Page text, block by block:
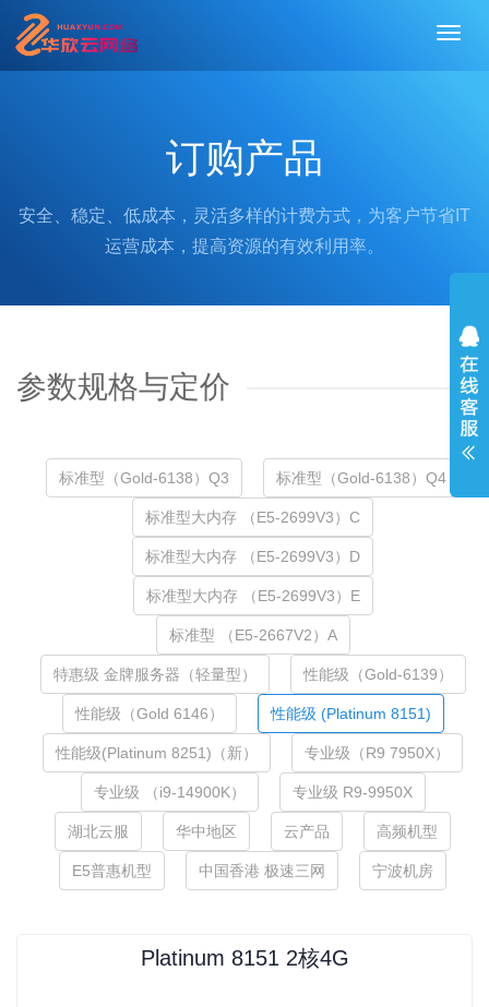
切
订购产品
安全、稳定、低成本，灵活多样的计费方式，为客户节省IT
运营成本，提高资源的有效利用率。
参数规格与定价
标准型（Gold-6138）Q3 标准型（Gold-6138）Q4
标准型大内存 （E5-2699V3）C
标准型大内存 （E5-2699V3）D
标准型大内存 （E5-2699V3）E
标准型 （E5-2667V2）A
特惠级 金牌服务器（轻量型） 性能级（Gold-6139）
性能级（Gold 6146） 性能级 (Platinum 8151)
性能级(Platinum 8251)（新） 专业级（R9 7950X）
专业级 （i9-14900K） 专业级 R9-9950X
湖北云服 华中地区 云产品 高频机型
E5普惠机型 中国香港 极速三网 宁波机房
Platinum 8151 2核4G